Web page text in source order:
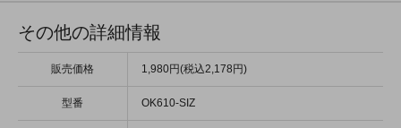
その他の詳細情報
販売価格 1,980円(税込2,178円)
型番 OK610-SIZ